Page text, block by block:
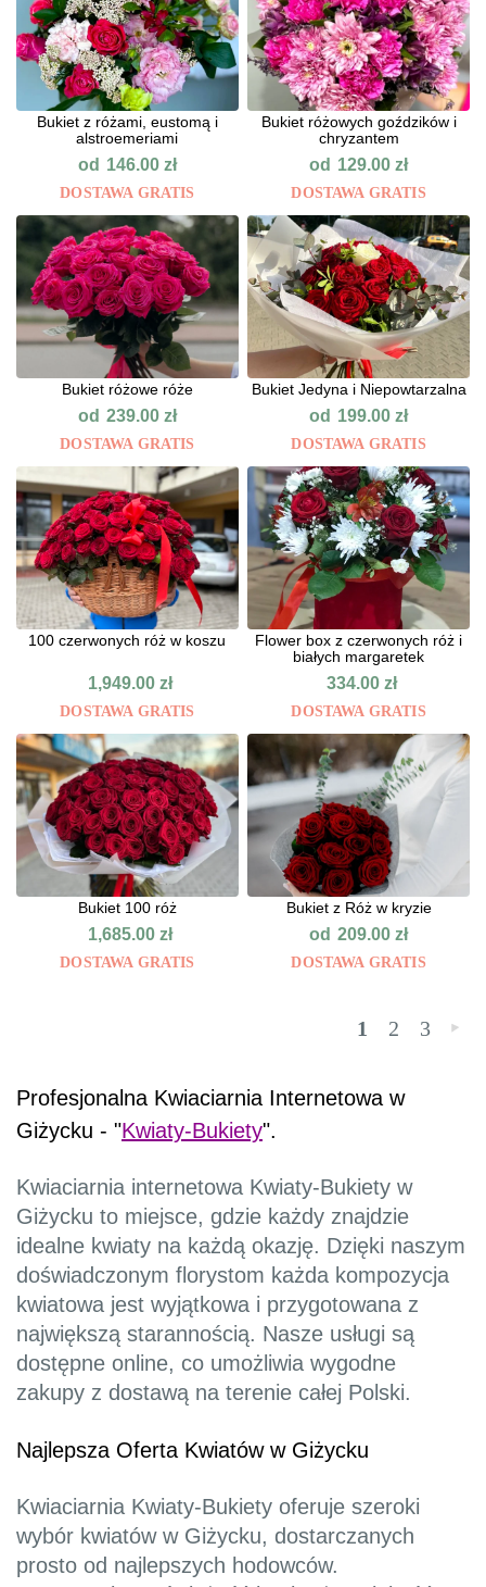
Bukiet z różami, eustomą i
alstroemeriami
od 146.00 zł
DOSTAWA GRATIS
Bukiet różowych goździków i
chryzantem
od 129.00zł
DOSTAWA GRATIS
Bukiet różowe róże
od 239.00 zł
DOSTAWA GRATIS
Bukiet Jedyna i Niepowtarzalna
od 199.00zł
DOSTAWA GRATIS
100 czerwonych róż w koszu
1,949.00zł
DOSTAWA GRATIS
Flower box z czerwonych róż i
białych margaretek
334.00zł
DOSTAWA GRATIS
Bukiet 100 róż
1,685.00zł
DOSTAWA GRATIS
Bukiet z Róż w kryzie
od 209.00zł
DOSTAWA GRATIS
1 2 3 »
Profesjonalna Kwiaciarnia Internetowa w
Giżycku - "Kwiaty-Bukiety".
Kwiaciarnia internetowa Kwiaty-Bukiety w
Giżycku to miejsce, gdzie każdy znajdzie
idealne kwiaty na każdą okazję. Dzięki naszym
doświadczonym florystom każda kompozycja
kwiatowa jest wyjątkowa i przygotowana z
największą starannością. Nasze usługi są
dostępne online, co umożliwia wygodne
zakupy z dostawą na terenie całej Polski.
Najlepsza Oferta Kwiatów w Giżycku
Kwiaciarnia Kwiaty-Bukiety oferuje szeroki
wybór kwiatów w Giżycku, dostarczanych
prosto od najlepszych hodowców.